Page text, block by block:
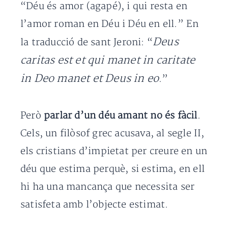
“Déu és amor (agapé), i qui resta en
l’amor roman en Déu i Déu en ell.” En
la traducció de sant Jeroni: “Deus
caritas est et qui manet in caritate
in Deo manet et Deus in eo.”
Però parlar d’un déu amant no és fàcil.
Cels, un filòsof grec acusava, al segle II,
els cristians d’impietat per creure en un
déu que estima perquè, si estima, en ell
hi ha una mancança que necessita ser
satisfeta amb l’objecte estimat.